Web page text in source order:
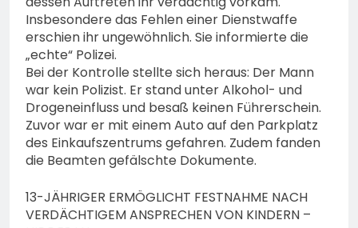
Insbesondere das Fehlen einer Dienstwaffe
erschien ihr ungewöhnlich. Sie informierte die
„echte“ Polizei.
Bei der Kontrolle stellte sich heraus: Der Mann
war kein Polizist. Er stand unter Alkohol- und
Drogeneinfluss und besaß keinen Führerschein.
Zuvor war er mit einem Auto auf den Parkplatz
des Einkaufszentrums gefahren. Zudem fanden
die Beamten gefälschte Dokumente.
13-JÄHRIGER ERMÖGLICHT FESTNAHME NACH
VERDÄCHTIGEM ANSPRECHEN VON KINDERN –